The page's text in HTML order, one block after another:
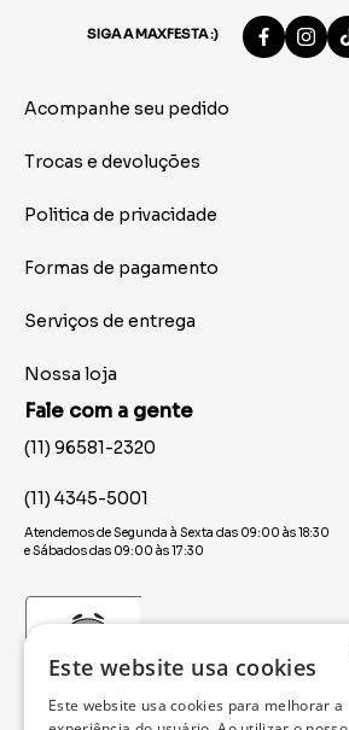
SIGA A MAXFESTA :)
Acompanhe seu pedido
Trocas e devoluções
Politica de privacidade
Formas de pagamento
Serviços de entrega
Nossa loja
Fale com a gente
(11) 96581-2320
(11) 4345-5001
Atendemos de Segunda à Sexta das 09:00 às 18:30
e Sábados das 09:00 às 17:30
Este website usa cookies
Este website usa cookies para melhorar a